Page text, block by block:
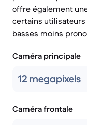
offre également
certains
basses moins
Caméra principale
12 megapixels
Caméra frontale